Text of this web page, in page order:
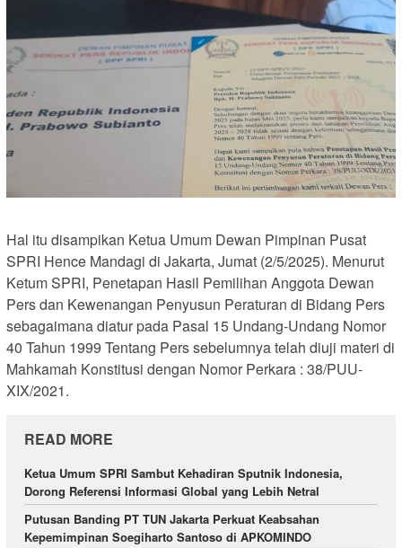
Hal itu disampikan Ketua Umum Dewan Pimpinan Pusat
SPRI Hence Mandagi di Jakarta, Jumat (2/5/2025). Menurut
Ketum SPRI, Penetapan Hasil Pemilihan Anggota Dewan
Pers dan Kewenangan Penyusun Peraturan di Bidang Pers
sebagaimana diatur pada Pasal 15 Undang-Undang Nomor
40 Tahun 1999 Tentang Pers sebelumnya telah diuji materi di
Mahkamah Konstitusi dengan Nomor Perkara : 38/PUU-
XIX/2021.
READ MORE
Ketua Umum SPRI Sambut Kehadiran Sputnik Indonesia,
Dorong Referensi Informasi Global yang Lebih Netral
Putusan Banding PT TUN Jakarta Perkuat Keabsahan
Kepemimpinan Soegiharto Santoso di APKOMINDO